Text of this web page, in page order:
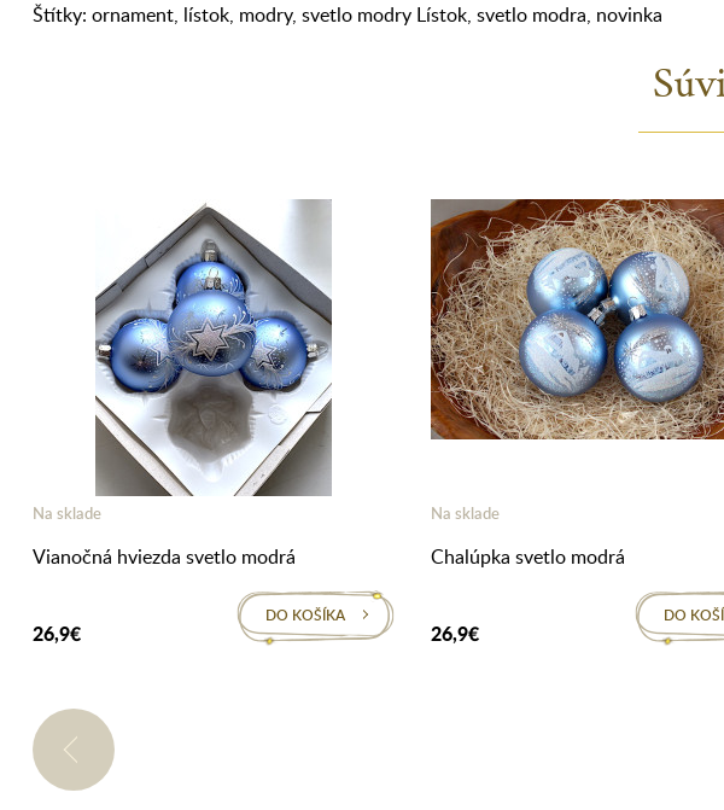
Štítky: ornament, lístok, modry, svetlo modry Lístok, svetlo modra, novinka
Na sklade
Vianočná hviezda svetlo modrá
26,9€
DO KOŠÍKA
Na sklade
Chalúpka svetlo modrá
26,9€
DO